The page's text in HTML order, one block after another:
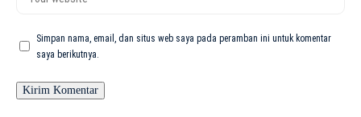
Simpan nama, email, dan situs web saya pada peramban ini untuk komentar
saya berikutnya.